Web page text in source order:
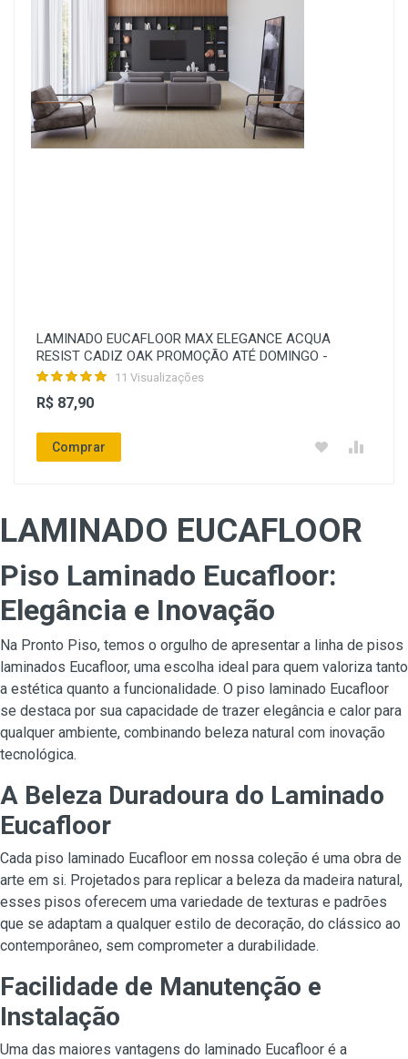
LAMINADO EUCAFLOOR MAX ELEGANCE ACQUA
RESIST CADIZ OAK PROMOÇÃO ATÉ DOMINGO -
11 Visualizações
R$ 87,90
Comprar
LAMINADO EUCAFLOOR
Piso Laminado Eucafloor:
Elegância e Inovação
Na Pronto Piso, temos o orgulho de apresentar a linha de pisos
laminados Eucafloor, uma escolha ideal para quem valoriza tanto
a estética quanto a funcionalidade. O piso laminado Eucafloor
se destaca por sua capacidade de trazer elegância e calor para
qualquer ambiente, combinando beleza natural com inovação
tecnológica.
A Beleza Duradoura do Laminado
Eucafloor
Cada piso laminado Eucafloor em nossa coleção é uma obra de
arte em si. Projetados para replicar a beleza da madeira natural,
esses pisos oferecem uma variedade de texturas e padrões
que se adaptam a qualquer estilo de decoração, do clássico ao
contemporâneo, sem comprometer a durabilidade.
Facilidade de Manutenção e
Instalação
Uma das maiores vantagens do laminado Eucafloor é a